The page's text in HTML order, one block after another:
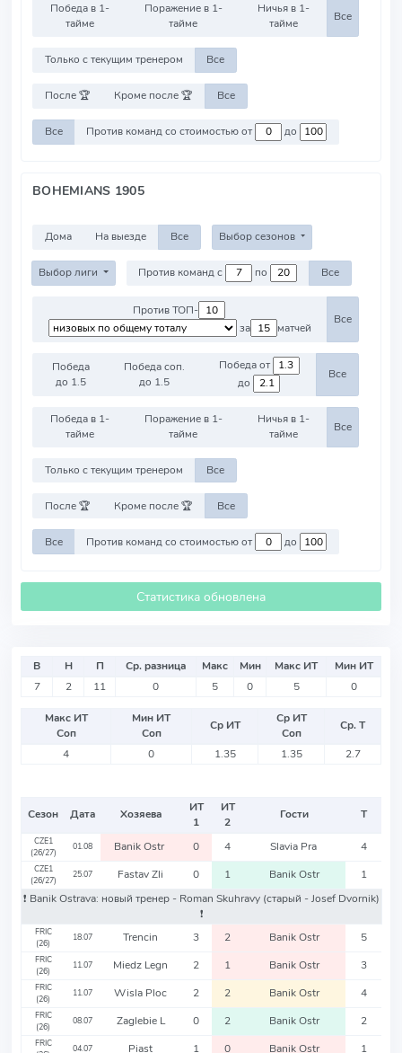
Победа в 1-
тайме
Поражение в 1-
тайме
Ничья в 1-
тайме
Все
Только с текущим тренером Все
После 🏆 Кроме после 🏆 Все
Все Против команд со стоимостью от до
BOHEMIANS 1905
Дома На выезде Все Выбор сезонов
Выбор лиги Против команд с по Все
Против ТОП-
за
матчей
Все
Победа
до 1.5
Победа соп.
до 1.5
Победа от
до
Все
Победа в 1-
тайме
Поражение в 1-
тайме
Ничья в 1-
тайме
Все
Только с текущим тренером Все
После 🏆 Кроме после 🏆 Все
Все Против команд со стоимостью от до
Статистика обновлена
В Н П Ср. разница Макс Мин Макс ИТ
Мин ИТ
7
2 11 0 5 0 5 0
Макс ИТ
Соп
Мин ИТ
Соп
Ср ИТ
Ср ИТ
Соп
Ср. Т
4
0 1.35 1.35 2.7
Сезон Дата Хозяева
ИТ
1
ИТ
2
Гости Т
CZE1
(26/27)
01.08 Banik Ostr 0 4 Slavia Pra 4
CZE1
(26/27)
25.07 Fastav Zli 0 1 Banik Ostr
1
❗️ Banik Ostrava: новый тренер - Roman Skuhravy (старый - Josef Dvornik)
❗️
FRIC
(26)
18.07 Trencin 3 2 Banik Ostr 5
FRIC
(26)
11.07 Miedz Legn 2 1 Banik Ostr 3
FRIC
(26)
11.07 Wisla Ploc 2 2 Banik Ostr 4
FRIC
(26)
08.07 Zaglebie L 0 2 Banik Ostr 2
FRIC
04.07 Piast 1 0 Banik Ostr 1